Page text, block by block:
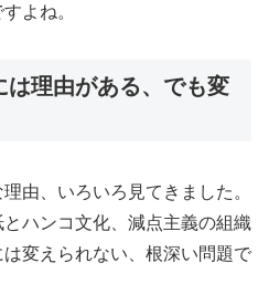
よね。
は理由がある、でも変
由、いろいろ見てきました。
ハンコ文化、減点主義の組織
変えられない、根深い問題で